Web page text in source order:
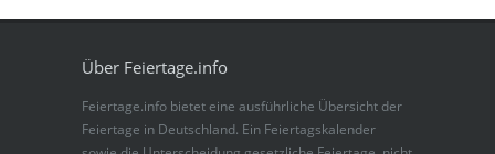
Über Feiertage.info
Feiertage.info bietet eine ausführliche Übersicht der
Feiertage in Deutschland. Ein Feiertagskalender